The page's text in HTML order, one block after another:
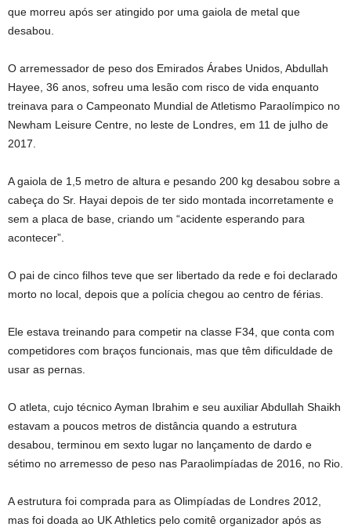
que morreu após ser atingido por uma gaiola de metal que
desabou.
O arremessador de peso dos Emirados Árabes Unidos, Abdullah
Hayee, 36 anos, sofreu uma lesão com risco de vida enquanto
treinava para o Campeonato Mundial de Atletismo Paraolímpico no
Newham Leisure Centre, no leste de Londres, em 11 de julho de
2017.
A gaiola de 1,5 metro de altura e pesando 200 kg desabou sobre a
cabeça do Sr. Hayai depois de ter sido montada incorretamente e
sem a placa de base, criando um “acidente esperando para
acontecer”.
O pai de cinco filhos teve que ser libertado da rede e foi declarado
morto no local, depois que a polícia chegou ao centro de férias.
Ele estava treinando para competir na classe F34, que conta com
competidores com braços funcionais, mas que têm dificuldade de
usar as pernas.
O atleta, cujo técnico Ayman Ibrahim e seu auxiliar Abdullah Shaikh
estavam a poucos metros de distância quando a estrutura
desabou, terminou em sexto lugar no lançamento de dardo e
sétimo no arremesso de peso nas Paraolimpíadas de 2016, no Rio.
A estrutura foi comprada para as Olimpíadas de Londres 2012,
mas foi doada ao UK Athletics pelo comitê organizador após as